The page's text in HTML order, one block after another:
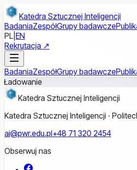
Przejdź do treści głównej
Katedra Sztucznej Inteligencji
BadaniaZespółGrupy badawcze
PL EN
Rekrutacja ↗
BadaniaZespółGrupy badawcze
Ładowanie
Katedra Sztucznej Inteligencji
Katedra Sztucznej Inteligencji ·
ai@pwr.edu.pl+48 71 320 2454
Obserwuj nas
Facebook